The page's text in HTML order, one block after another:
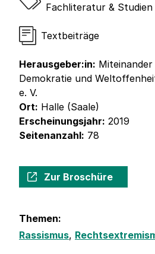
Fachliteratur & Studien
Textbeiträge
Herausgeber:in:
Demokratie und
e. V.
Ort: Halle (Saale)
Erscheinungsjahr: 2019
Seitenanzahl: 78
Zur Broschüre
Themen:
Rassismus,